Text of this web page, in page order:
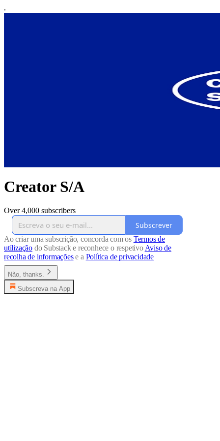
Creator S/A
Over 4,000 subscribers
Subscrever
Ao criar uma subscrição, concorda com os Termos de
utilização do Substack e reconhece o respetivoAviso de
recolha de informaçõese a Política de privacidade
Não, thanks.
Subscreva na App